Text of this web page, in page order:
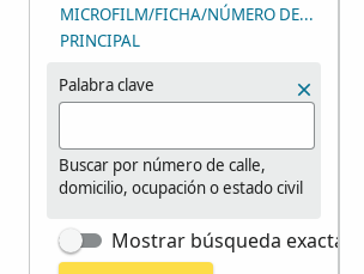
MICROFILM/FICHA/NÚMERO DE GRUPO
PRINCIPAL
Palabra clave
Buscar por número de calle,
domicilio, ocupación o estado civil
Mostrar búsqueda exacta